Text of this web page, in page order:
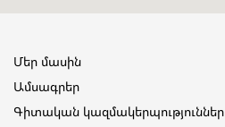
Մեր մասին
Ամսագրեր
Գիտական կազմակերպություններ